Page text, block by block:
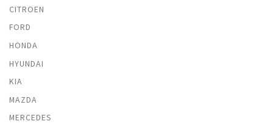
CITROEN
FORD
HONDA
HYUNDAI
KIA
MAZDA
MERCEDES